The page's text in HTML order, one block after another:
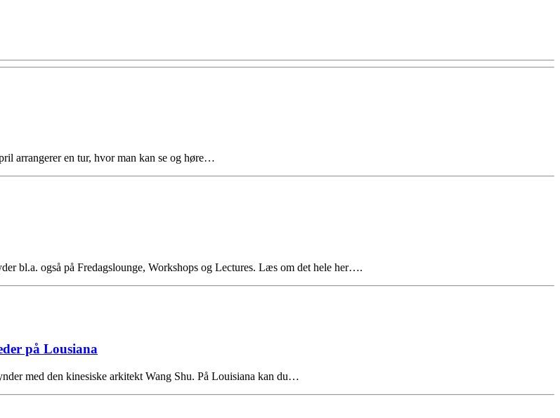
arrangerer en tur, hvor man kan se og høre…
bl.a. også på Fredagslounge, Workshops og Lectures. Læs om det hele her….
på Lousiana
med den kinesiske arkitekt Wang Shu. På Louisiana kan du…